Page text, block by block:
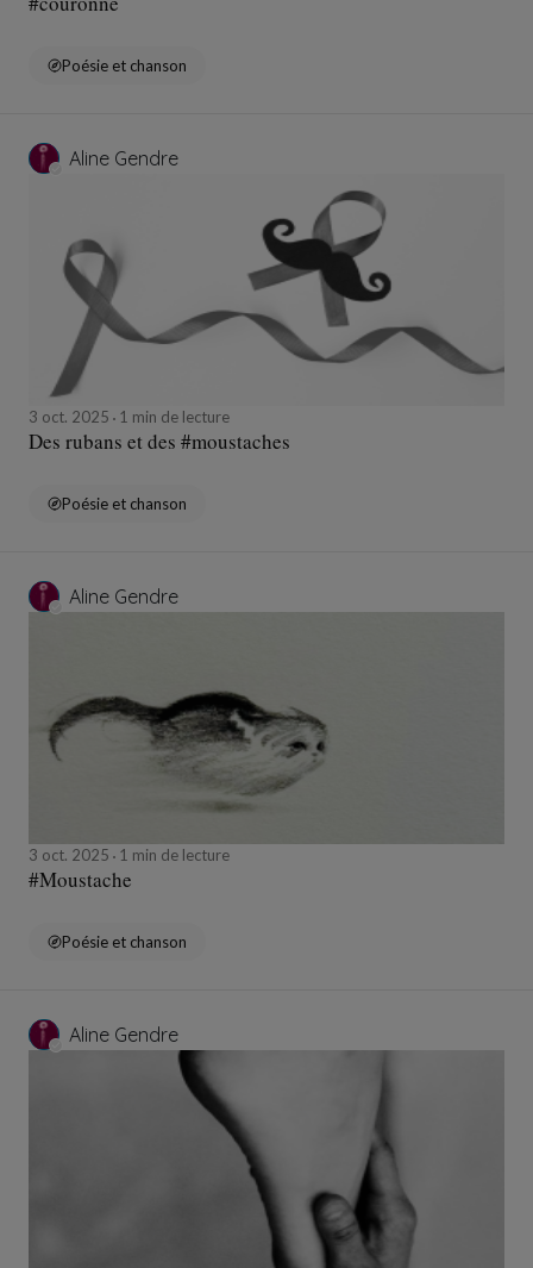
Poésie et chanson
Aline Gendre
3 oct. 2025 1 min de lecture
Des rubans et des #moustaches
Poésie et chanson
Aline Gendre
3 oct. 2025 1 min de lecture
#Moustache
Poésie et chanson
Aline Gendre